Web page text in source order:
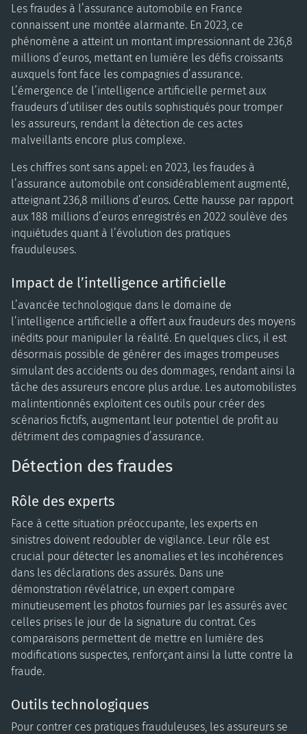
Les fraudes à l’assurance automobile en France
connaissent une montée alarmante. En 2023, ce
phénomène a atteint un montant impressionnant de 236,8
millions d’euros, mettant en lumière les défis croissants
auxquels font face les compagnies d’assurance.
L’émergence de l’intelligence artificielle permet aux
fraudeurs d’utiliser des outils sophistiqués pour tromper
les assureurs, rendant la détection de ces actes
malveillants encore plus complexe.
Les chiffres sont sans appel: en 2023, les fraudes à
l’assurance automobile ont considérablement augmenté,
atteignant 236,8 millions d’euros. Cette hausse par rapport
aux 188 millions d’euros enregistrés en 2022 soulève des
inquiétudes quant à l’évolution des pratiques
frauduleuses.
Impact de l’intelligence artificielle
L’avancée technologique dans le domaine de
l’intelligence artificielle a offert aux fraudeurs des moyens
inédits pour manipuler la réalité. En quelques clics, il est
désormais possible de générer des images trompeuses
simulant des accidents ou des dommages, rendant ainsi la
tâche des assureurs encore plus ardue. Les automobilistes
malintentionnés exploitent ces outils pour créer des
scénarios fictifs, augmentant leur potentiel de profit au
détriment des compagnies d’assurance.
Détection des fraudes
Rôle des experts
Face à cette situation préoccupante, les experts en
sinistres doivent redoubler de vigilance. Leur rôle est
crucial pour détecter les anomalies et les incohérences
dans les déclarations des assurés. Dans une
démonstration révélatrice, un expert compare
minutieusement les photos fournies par les assurés avec
celles prises le jour de la signature du contrat. Ces
comparaisons permettent de mettre en lumière des
modifications suspectes, renforçant ainsi la lutte contre la
fraude.
Outils technologiques
Pour contrer ces pratiques frauduleuses, les assureurs se